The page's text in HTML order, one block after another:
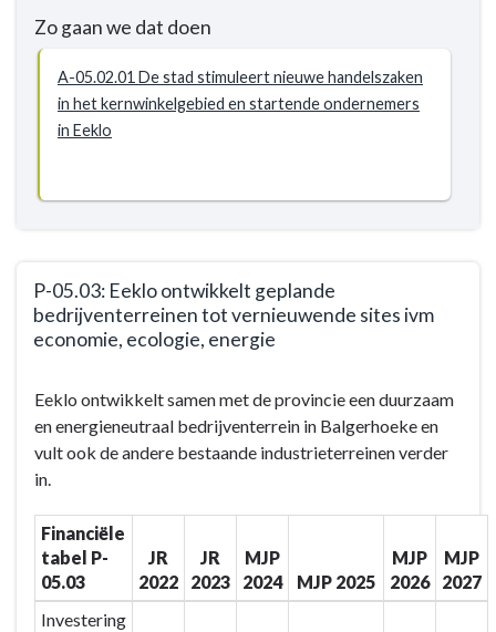
inzake
ondernemen,
werken
beleven
ontwikkelen
05.02:
trekken
ondernemers
aan
Zo gaan we dat doen
A-05.02.01 De stad stimuleert nieuwe handelszaken
in het kernwinkelgebied en startende ondernemers
in Eeklo
P-05.03: Eeklo ontwikkelt geplande
bedrijventerreinen tot vernieuwende sites ivm
economie, ecologie, energie
naar
navigatie
BD-
05:
versterken
economisch
Eeklo ontwikkelt samen met de provincie een duurzaam
en energieneutraal bedrijventerrein in Balgerhoeke en
vult ook de andere bestaande industrieterreinen verder
in.
Financiële
tabel P-
05.03
JR
2022
JR
2023
MJP
2024
MJP 2025
MJP
2026
MJP
2027
Investering